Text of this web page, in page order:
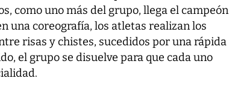
como uno más del grupo, llega el campeón
una coreografía, los atletas realizan los
risas y chistes, sucedidos por una rápida
el grupo se disuelve para que cada uno